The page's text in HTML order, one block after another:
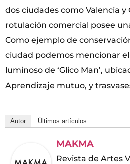
dos ciudades como Valencia y
rotulación comercial posee
Como ejemplo de
ciudad podemos mencionar
luminoso de ‘Glico Man’,
Aprendizaje mutuo, y
Autor Últimos artículos
MAKMA
Revista de Artes